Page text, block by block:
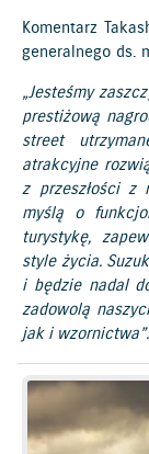
Komentarz
generalnego ds.
„Jesteśmy
prestiżową
street
atrakcyjne
z przeszłości z
myślą o
turystykę,
style życia.
i będzie nadal
zadowolą
jak i wzornictwa”.